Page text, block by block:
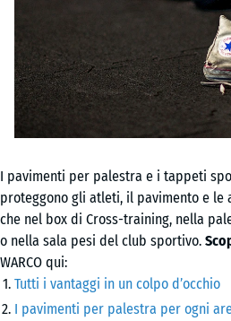
I pavimenti per palestra e i tappeti
proteggono gli atleti, il pavimento e le
che nel box di Cross-training, nella
o nella sala pesi del club sportivo.
WARCO qui:
Tutti i vantaggi in un colpo d’occhio
I pavimenti per palestra per ogni